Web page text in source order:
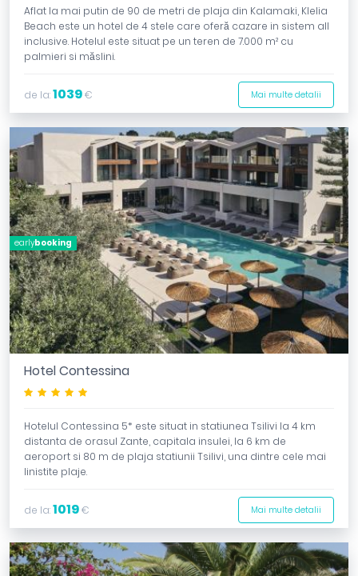
Aflat la mai putin de 90 de metri de plaja din Kalamaki, Klelia
Beach este un hotel de 4 stele care oferă cazare in sistem all
inclusive. Hotelul este situat pe un teren de 7.000 m² cu
palmieri si măslini.
de la:1039€ Mai multe detalii
Hotel Contessina
earlybooking
Hotelul Contessina 5* este situat in statiunea Tsilivi la 4 km
distanta de orasul Zante, capitala insulei, la 6 km de
aeroport si 80 m de plaja statiunii Tsilivi, una dintre cele mai
linistite plaje.
de la:1019€ Mai multe detalii